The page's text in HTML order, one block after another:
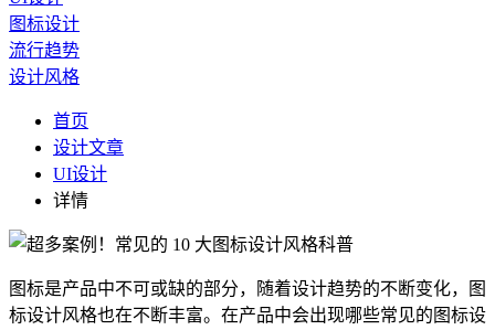
图标设计
流行趋势
设计风格
首页
设计文章
UI设计
详情
图标是产品中不可或缺的部分，随着设计趋势的不断变化，图
标设计风格也在不断丰富。在产品中会出现哪些常见的图标设